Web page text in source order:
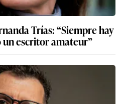
Trías: “Siempre hay
escritor amateur”